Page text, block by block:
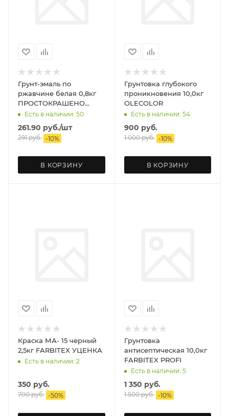
Грунт-эмаль по
ржавчине белая 0,8кг
ПРОСТОКРАШЕНО
EMPILS
Есть в наличии: 50
261.90 руб./шт
291руб. -10%
В КОРЗИНУ
Грунтовка глубокого
проникновения 10,0кг
OLECOLOR
Есть в наличии: 54
900 руб.
1 000руб. -10%
В КОРЗИНУ
Краска МА- 15 черный
2,5кг FARBITEX УЦЕНКА
Есть в наличии: 2
350 руб.
700руб. -50%
Грунтовка
антисептическая 10,0кг
FARBITEX PROFI
Есть в наличии: 5
1 350 руб.
1 500руб. -10%